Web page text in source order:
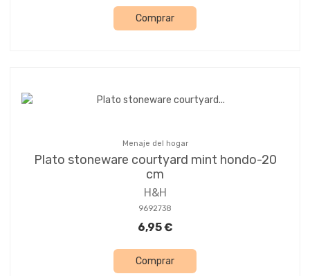
Comprar
Menaje del hogar
Plato stoneware courtyard mint hondo-20
cm
H&H
9692738
6,95 €
Comprar